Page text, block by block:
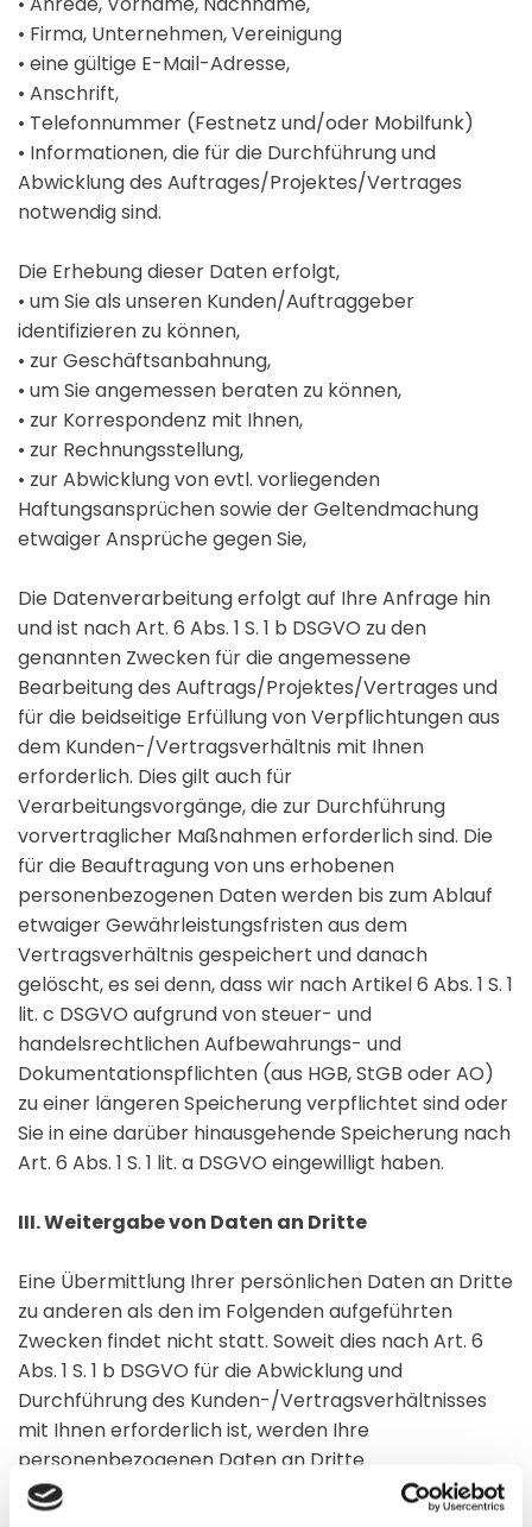
• Firma, Unternehmen, Vereinigung
• eine gültige E-Mail-Adresse,
• Anschrift,
• Telefonnummer (Festnetz und/oder Mobilfunk)
• Informationen, die für die Durchführung und
Abwicklung des Auftrages/Projektes/Vertrages
notwendig sind.
Die Erhebung dieser Daten erfolgt,
• um Sie als unseren Kunden/Auftraggeber
identifizieren zu können,
• zur Geschäftsanbahnung,
• um Sie angemessen beraten zu können,
• zur Korrespondenz mit Ihnen,
• zur Rechnungsstellung,
• zur Abwicklung von evtl. vorliegenden
Haftungsansprüchen sowie der Geltendmachung
etwaiger Ansprüche gegen Sie,
Die Datenverarbeitung erfolgt auf Ihre Anfrage hin
und ist nach Art. 6 Abs. 1 S. 1 b DSGVO zu den
genannten Zwecken für die angemessene
Bearbeitung des Auftrags/Projektes/Vertrages und
für die beidseitige Erfüllung von Verpflichtungen aus
dem Kunden-/Vertragsverhältnis mit Ihnen
erforderlich. Dies gilt auch für
Verarbeitungsvorgänge, die zur Durchführung
vorvertraglicher Maßnahmen erforderlich sind. Die
für die Beauftragung von uns erhobenen
personenbezogenen Daten werden bis zum Ablauf
etwaiger Gewährleistungsfristen aus dem
Vertragsverhältnis gespeichert und danach
gelöscht, es sei denn, dass wir nach Artikel 6 Abs. 1 S. 1
lit. c DSGVO aufgrund von steuer- und
handelsrechtlichen Aufbewahrungs- und
Dokumentationspflichten (aus HGB, StGB oder AO)
zu einer längeren Speicherung verpflichtet sind oder
Sie in eine darüber hinausgehende Speicherung nach
Art. 6 Abs. 1 S. 1 lit. a DSGVO eingewilligt haben.
III. Weitergabe von Daten an Dritte
Eine Übermittlung Ihrer persönlichen Daten an Dritte
zu anderen als den im Folgenden aufgeführten
Zwecken findet nicht statt. Soweit dies nach Art. 6
Abs. 1 S. 1 b DSGVO für die Abwicklung und
Durchführung des Kunden-/Vertragsverhältnisses
mit Ihnen erforderlich ist, werden Ihre
personenbezogenen Daten an Dritte
weitergegeben. Hierzu gehört insbesondere die
Weitergabe an Partnerunternehmen und